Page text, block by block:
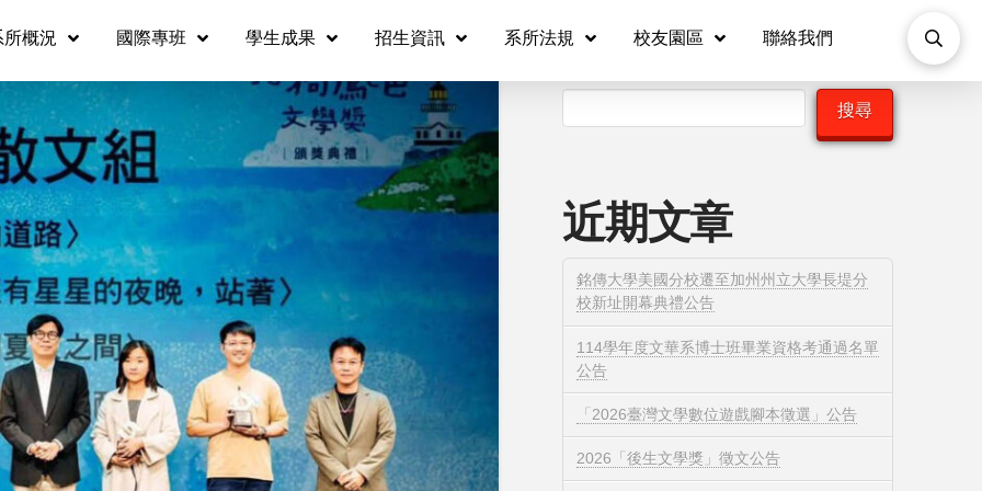
所概況 國際專班 學生成果 招生資訊 系所法規 校友園區 聯絡我們
搜尋
近期文章
銘傳大學美國分校遷至加州州立大學長堤分
校新址開幕典禮公告
114學年度文華系博士班畢業資格考通過名單
公告
「2026臺灣文學數位遊戲腳本徵選」公告
2026「後生文學獎」徵文公告